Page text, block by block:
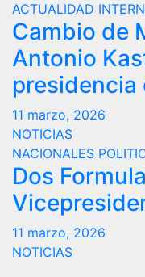
ACTUALIDAD
Cambio de
Antonio
presidencia
11 marzo, 2026
NOTICIAS
NACIONALES
Dos
11 marzo, 2026
NOTICIAS